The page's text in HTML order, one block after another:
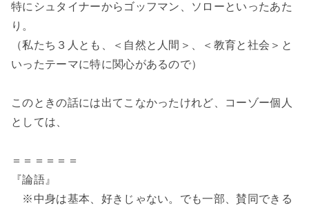
特にシュタイナーからゴッフマン、ソローといったあた
り。
（私たち３人とも、＜自然と人間＞、＜教育と社会＞と
いったテーマに特に関心があるので）
このときの話には出てこなかったけれど、コーゾー個人
としては、
＝＝＝＝＝＝
『論語』
※中身は基本、好きじゃない。でも一部、賛同できる